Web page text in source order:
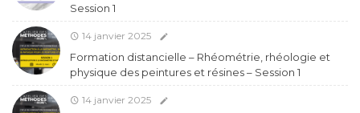
Session 1
14 janvier 2025
Formation distancielle – Rhéométrie, rhéologie et
physique des peintures et résines – Session 1
14 janvier 2025